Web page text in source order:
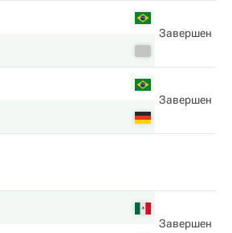
Завершен
Завершен
Завершен